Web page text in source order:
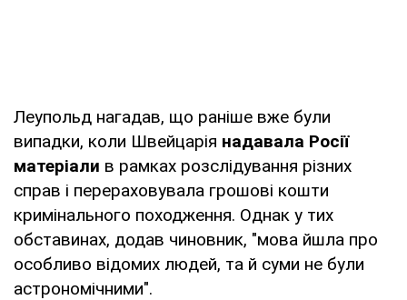
Леупольд нагадав, що раніше вже були
випадки, коли Швейцарія надавала Росії
матеріали в рамках розслідування різних
справ і перераховувала грошові кошти
кримінального походження. Однак у тих
обставинах, додав чиновник, "мова йшла про
особливо відомих людей, та й суми не були
астрономічними".